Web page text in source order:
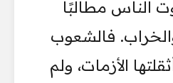
الناس مطالبًا
فالشعوب
الأزمات، ولم